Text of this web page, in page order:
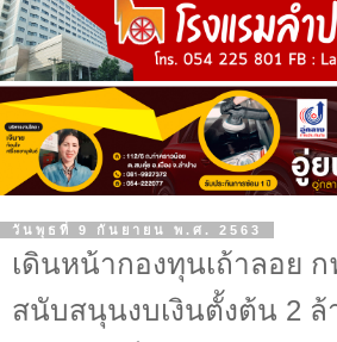
วันพุธที่ 9 กันยายน พ.ศ. 2563
เดินหน้ากองทุนเถ้าลอย ก
สนับสนุนงบเงินตั้งต้น 2 ล้